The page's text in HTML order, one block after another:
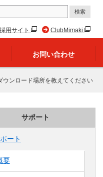
ClubMimaki
採用サイト
お問い合わせ
ンロード場所を教えてください
サポート
ート
要